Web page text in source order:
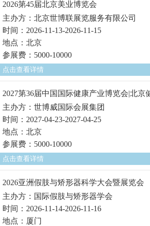
2026第45届北京美业博览会
主办方：北京世博联展览服务有限公司
时间：2026-11-13-2026-11-15
地点：北京
参展费：5000-10000
点击查看详情
2027第36届中国国际健康产业博览会|北京
主办方：世博威国际会展集团
时间：2027-04-23-2027-04-25
地点：北京
参展费：5000-10000
点击查看详情
2026亚洲假肢与矫形器科学大会暨展览会
主办方：国际假肢与矫形器学会
时间：2026-11-14-2026-11-16
地点：厦门